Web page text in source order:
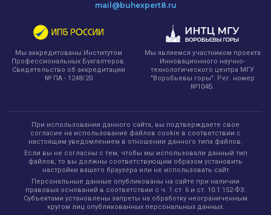
mail@buhexpert8.ru
Мы аккредитованы Институтом
Профессиональных Бухгалтеров.
Свидетельство об аккредитации
№ ПА - 1248/20
Мы являемся участником проекта
Инновационного научно-
технологического центра МГУ
"Воробьевы горы". Рег. номер
№104Б.
При использовании данного сайта, вы подтверждаете свое
согласие на использование файлов cookie в соответствии с
настоящим уведомлением в отношении данного типа файлов.
Если вы не согласны с тем, чтобы мы использовали данный тип
файлов, то вы должны соответствующим образом установить
настройки вашего браузера или не использовать сайт
Персональные данные опубликованы на сайте при наличии
правовых оснований в соответствии с ч. 1 ст. 6 и ст. 10.1 152-ФЗ.
Субъектами установлены запреты на обработку неограниченным
кругом лиц опубликованных персональных данных.